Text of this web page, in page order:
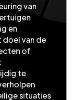
van
en
van de
of
te
situaties